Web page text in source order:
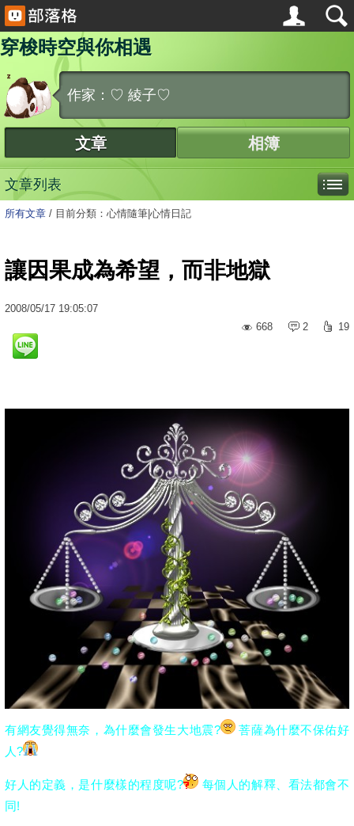
穿梭時空與你相遇
作家：♡ 綾子♡
文章 相簿
文章列表
所有文章 / 目前分類：心情隨筆|心情日記
讓因果成為希望，而非地獄
2008/05/17 19:05:07
668
2 19
有網友覺得無奈，為什麼會發生大地震?
菩薩為什麼不保佑好
人?
好人的定義，是什麼樣的程度呢?
每個人的解釋、看法都會不
同!